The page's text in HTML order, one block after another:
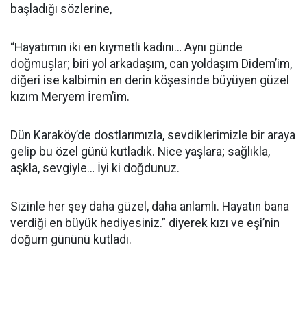
başladığı sözlerine,
“Hayatımın iki en kıymetli kadını… Aynı günde
doğmuşlar; biri yol arkadaşım, can yoldaşım Didem’im,
diğeri ise kalbimin en derin köşesinde büyüyen güzel
kızım Meryem İrem’im.
Dün Karaköy’de dostlarımızla, sevdiklerimizle bir araya
gelip bu özel günü kutladık. Nice yaşlara; sağlıkla,
aşkla, sevgiyle… İyi ki doğdunuz.
Sizinle her şey daha güzel, daha anlamlı. Hayatın bana
verdiği en büyük hediyesiniz.” diyerek kızı ve eşi’nin
doğum gününü kutladı.